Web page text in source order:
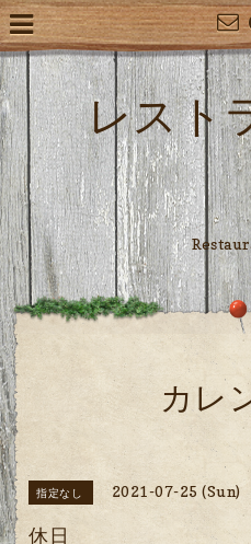
レスト
カレ
指定なし 2021-07-25 (Sun)
休日